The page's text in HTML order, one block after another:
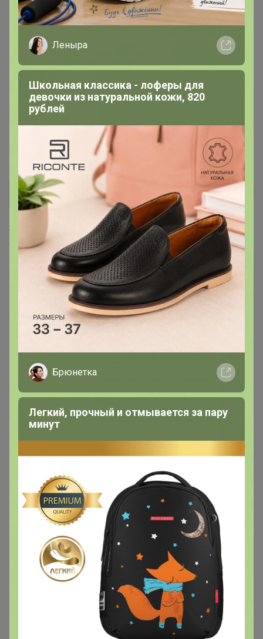
1 ноября, 2022 14:00
Бонифаций, добрый день уточните для
восстановление микрофлоры кишечника есть?
Бонифаций
1 ноября, 2022 15:11
ELENA C
Бонифаций, добрый день уточните для
восстановление микрофлоры кишечника есть?
Здравсвуйте, есть 24-
ok.ru/purchase/512409/lot/1573039726
24-ok.ru/purchase/512409/lot/781975485
Лот
680 32
Правильные Витамины и Питание для Спорта/
Фитнеса без рекламного обмана!
АвиО
Магистр
, не могу оплатить прямой оплатой.
Леныра
Школьная классика - лоферы для
девочки из натуральной кожи, 820
рублей
Брюнетка
Легкий, прочный и отмывается за пару
минут